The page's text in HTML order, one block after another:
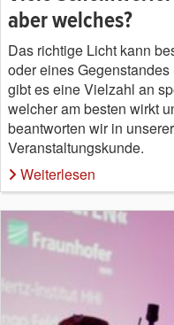
aber welches?
Das richtige Licht kann
oder eines
gibt es eine Vielzahl an
welcher am besten wirkt
beantworten wir in
Veranstaltungskunde.
Weiterlesen